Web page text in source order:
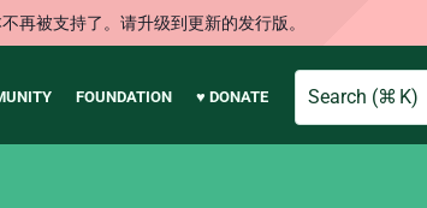
再被支持了。请升级到更新的发行版。
FOUNDATION ♥ DONATE
Search